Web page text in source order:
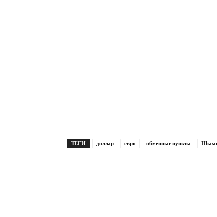
ТЕГИ доллар евро обменные пункты